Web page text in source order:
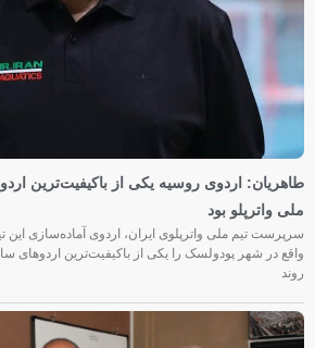
طاهریان: اردوی روسیه یکی از باکیفیت‌ترین
ملی واترپلو بود
سرپرست تیم ملی واترپلوی ایران، اردوی آماده‌سازی
واقع در شهر پودولسک را یکی از باکیفیت‌ترین اردوهای
روند